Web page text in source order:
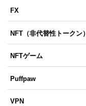
FX
NFT（非代替性トークン）
NFTゲーム
Puffpaw
VPN